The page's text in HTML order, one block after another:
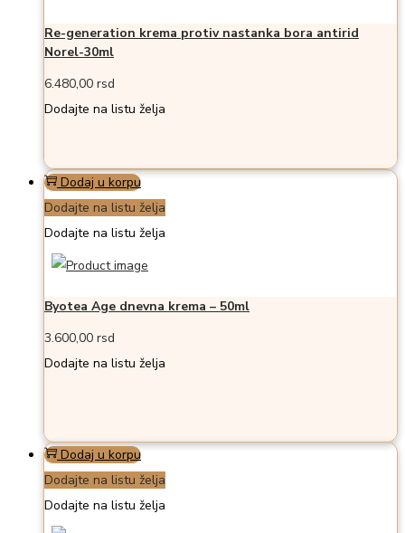
Re-generation krema protiv nastanka bora antirid
Norel-30ml
6.480,00 rsd
Dodajte na listu želja
Dodaj u korpu
Dodajte na listu želja
Dodajte na listu želja
Byotea Age dnevna krema – 50ml
3.600,00 rsd
Dodajte na listu želja
Dodaj u korpu
Dodajte na listu želja
Dodajte na listu želja